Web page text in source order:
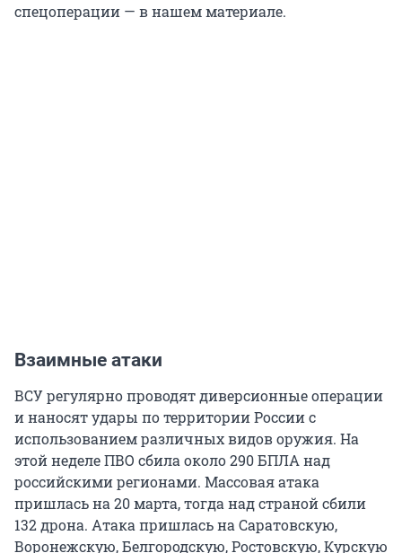
спецоперации — в нашем материале.
Взаимные атаки
ВСУ регулярно проводят диверсионные операции
и наносят удары по территории России с
использованием различных видов оружия. На
этой неделе ПВО сбила около 290 БПЛА над
российскими регионами. Массовая атака
пришлась на 20 марта, тогда над страной сбили
132 дрона. Атака пришлась на Саратовскую,
Воронежскую, Белгородскую, Ростовскую, Курскую